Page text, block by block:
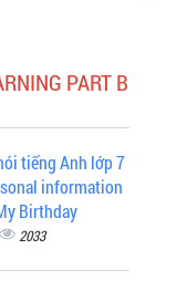
PART B
tiếng Anh lớp 7
information
Birthday
2033